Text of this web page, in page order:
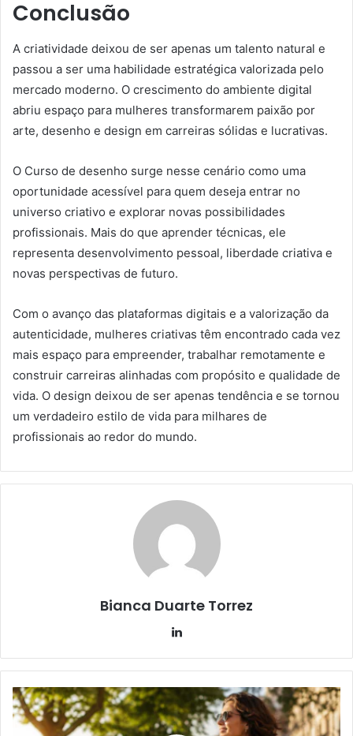
Conclusão
A criatividade deixou de ser apenas um talento natural e
passou a ser uma habilidade estratégica valorizada pelo
mercado moderno. O crescimento do ambiente digital
abriu espaço para mulheres transformarem paixão por
arte, desenho e design em carreiras sólidas e lucrativas.
O Curso de desenho surge nesse cenário como uma
oportunidade acessível para quem deseja entrar no
universo criativo e explorar novas possibilidades
profissionais. Mais do que aprender técnicas, ele
representa desenvolvimento pessoal, liberdade criativa e
novas perspectivas de futuro.
Com o avanço das plataformas digitais e a valorização da
autenticidade, mulheres criativas têm encontrado cada vez
mais espaço para empreender, trabalhar remotamente e
construir carreiras alinhadas com propósito e qualidade de
vida. O design deixou de ser apenas tendência e se tornou
um verdadeiro estilo de vida para milhares de
profissionais ao redor do mundo.
Bianca Duarte Torrez